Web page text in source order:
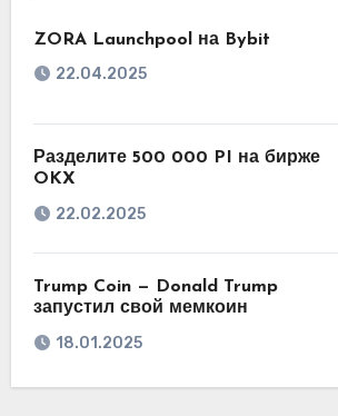
ZORA Launchpool на Bybit
22.04.2025
Разделите 500 000 PI на бирже
OKX
22.02.2025
Trump Coin — Donald Trump
запустил свой мемкоин
18.01.2025